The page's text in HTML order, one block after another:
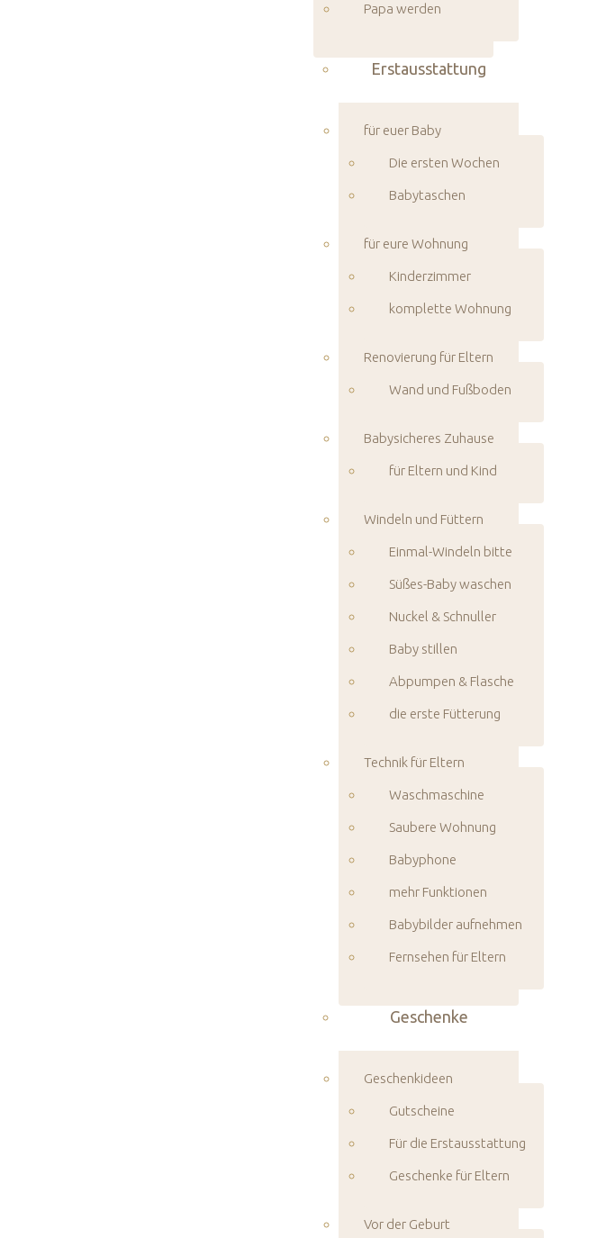
Papa werden
Erstausstattung
für euer Baby
Die ersten Wochen
Babytaschen
für eure Wohnung
Kinderzimmer
komplette Wohnung
Renovierung für Eltern
Wand und Fußboden
Babysicheres Zuhause
für Eltern und Kind
Windeln und Füttern
Einmal-Windeln bitte
Süßes-Baby waschen
Nuckel & Schnuller
Baby stillen
Abpumpen & Flasche
die erste Fütterung
Technik für Eltern
Waschmaschine
Saubere Wohnung
Babyphone
mehr Funktionen
Babybilder aufnehmen
Fernsehen für Eltern
Geschenke
Geschenkideen
Gutscheine
Für die Erstausstattung
Geschenke für Eltern
Vor der Geburt